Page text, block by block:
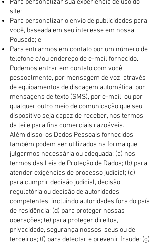
Para personalizar sua experiência de uso do
site;
Para personalizar o envio de publicidades para
você, baseada em seu interesse em nossa
Pousada; e
Para entrarmos em contato por um número de
telefone e/ou endereço de e-mail fornecido.
Podemos entrar em contato com você
pessoalmente, por mensagem de voz, através
de equipamentos de discagem automática, por
mensagens de texto (SMS), por e-mail, ou por
qualquer outro meio de comunicação que seu
dispositivo seja capaz de receber, nos termos
da lei e para fins comerciais razoáveis.
Além disso, os Dados Pessoais fornecidos
também podem ser utilizados na forma que
julgarmos necessária ou adequada: (a) nos
termos das Leis de Proteção de Dados; (b) para
atender exigências de processo judicial; (c)
para cumprir decisão judicial, decisão
regulatória ou decisão de autoridades
competentes, incluindo autoridades fora do país
de residência; (d) para proteger nossas
operações; (e) para proteger direitos,
privacidade, segurança nossos, seus ou de
terceiros; (f) para detectar e prevenir fraude; (g)